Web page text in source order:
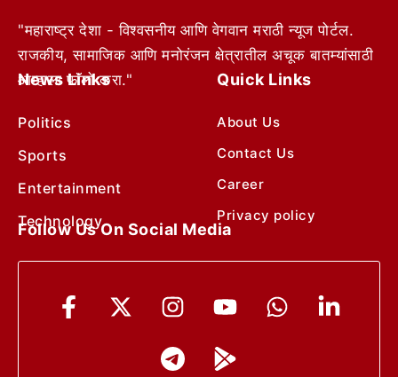
"महाराष्ट्र देशा - विश्वसनीय आणि वेगवान मराठी न्यूज पोर्टल.
राजकीय, सामाजिक आणि मनोरंजन क्षेत्रातील अचूक बातम्यांसाठी
आम्हाला फॉलो करा."
News Links
Politics
Sports
Entertainment
Technology
Quick Links
About Us
Contact Us
Career
Privacy policy
Follow Us On Social Media